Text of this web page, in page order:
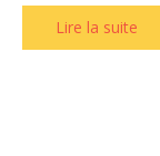
Lire la suite